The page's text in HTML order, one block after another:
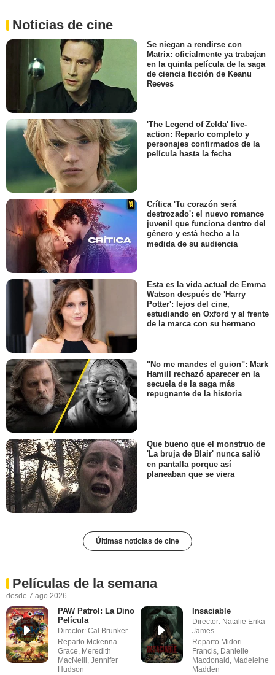
Noticias de cine
Se niegan a rendirse con
Matrix: oficialmente ya trabajan
en la quinta película de la saga
de ciencia ficción de Keanu
Reeves
'The Legend of Zelda' live-
action: Reparto completo y
personajes confirmados de la
película hasta la fecha
Crítica 'Tu corazón será
destrozado': el nuevo romance
juvenil que funciona dentro del
género y está hecho a la
medida de su audiencia
Esta es la vida actual de Emma
Watson después de 'Harry
Potter': lejos del cine,
estudiando en Oxford y al frente
de la marca con su hermano
"No me mandes el guion": Mark
Hamill rechazó aparecer en la
secuela de la saga más
repugnante de la historia
Que bueno que el monstruo de
'La bruja de Blair' nunca salió
en pantalla porque así
planeaban que se viera
Últimas noticias de cine
Películas de la semana
desde 7 ago 2026
PAW Patrol: La Dino
Película
Director: Cal Brunker
Reparto Mckenna
Grace, Meredith
MacNeill, Jennifer
Hudson
Insaciable
Director: Natalie Erika
James
Reparto Midori
Francis, Danielle
Macdonald, Madeleine
Madden